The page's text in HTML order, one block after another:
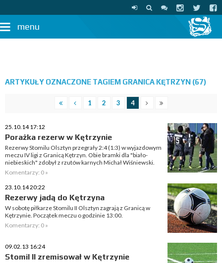
menu
ARTYKUŁY OZNACZONE TAGIEM GRANICA KĘTRZYN (67)
1 2 3 4
25.10.14 17:12
Porażka rezerw w Kętrzynie
Rezerwy Stomilu Olsztyn przegrały 2:4 (1:3) w wyjazdowym
meczu IV ligi z Granicą Kętrzyn. Obie bramki dla "biało-
niebieskich" zdobył z rzutów karnych Michał Wiśniewski.
Komentarzy: 0 »
23.10.14 20:22
Rezerwy jadą do Kętrzyna
W sobotę piłkarze Stomilu II Olsztyn zagrają z Granicą w
Kętrzynie. Początek meczu o godzinie 13:00.
Komentarzy: 0 »
09.02.13 16:24
Stomil II zremisował w Kętrzynie